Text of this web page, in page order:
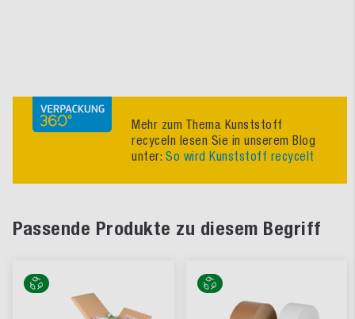
Mehr zum Thema Kunststoff
recyceln lesen Sie in unserem Blog
unter: So wird Kunststoff recycelt
Passende Produkte zu diesem Begriff